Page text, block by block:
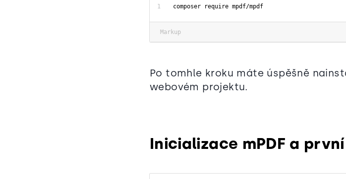
composer require mpdf/mpdf
Markup
Po tomhle kroku máte úspěšně
webovém projektu.
Inicializace mPDF a